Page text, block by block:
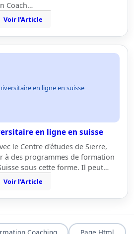
Coach…
Voir l'Article
en ligne en suisse
en ligne en suisse
le Centre d'études de Sierre,
à des programmes de formation
sous cette forme. Il peut…
Voir l'Article
Coaching Page Html